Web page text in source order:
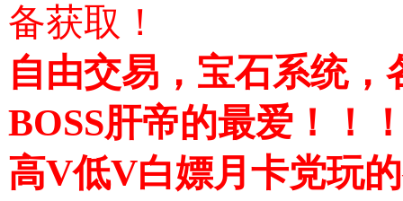
备获取！
自由交易，宝石系统
BOSS肝帝的最爱！！
高V低V白嫖月卡党玩